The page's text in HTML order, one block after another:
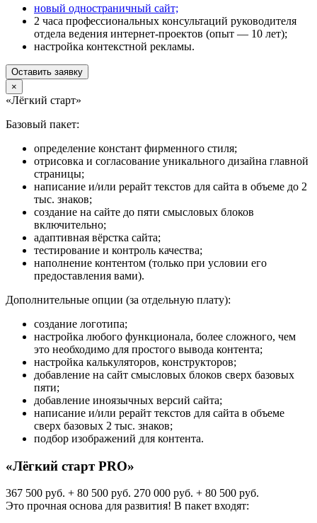
новый одностраничный сайт;
2 часа профессиональных консультаций руководителя
отдела ведения интернет-проектов (опыт — 10 лет);
настройка контекстной рекламы.
Оставить заявку
×
«Лёгкий старт»
Базовый пакет:
определение констант фирменного стиля;
отрисовка и согласование уникального дизайна главной
страницы;
написание и/или рерайт текстов для сайта в объеме до 2
тыс. знаков;
создание на сайте до пяти смысловых блоков
включительно;
адаптивная вёрстка сайта;
тестирование и контроль качества;
наполнение контентом (только при условии его
предоставления вами).
Дополнительные опции (за отдельную плату):
создание логотипа;
настройка любого функционала, более сложного, чем
это необходимо для простого вывода контента;
настройка калькуляторов, конструкторов;
добавление на сайт смысловых блоков сверх базовых
пяти;
добавление иноязычных версий сайта;
написание и/или рерайт текстов для сайта в объеме
сверх базовых 2 тыс. знаков;
подбор изображений для контента.
«Лёгкий старт PRO»
367 500 руб. + 80 500 руб. 270 000 руб. + 80 500 руб.
Это прочная основа для развития! В пакет входят: